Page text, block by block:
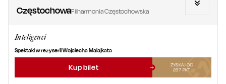
CzęstochowaFilharmonia Częstochowska
Inteligenci
Spektakl w reżyserii Wojciecha Malajkata
Kup bilet
ZYSKAJ OD
237 PKT